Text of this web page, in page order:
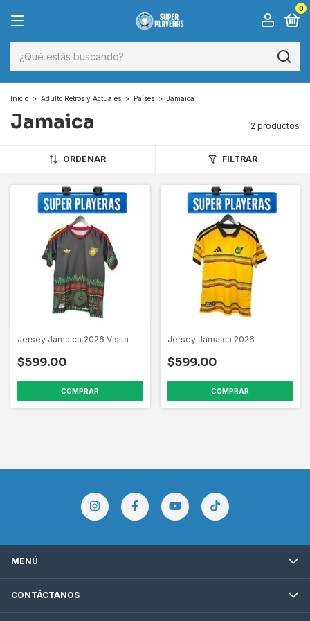
0
Inicio > Adulto Retros y Actuales > Países > Jamaica
Jamaica 2 productos
ORDENAR FILTRAR
Jersey Jamaica 2026 Visita
$599.00
COMPRAR
Jersey Jamaica 2026
$599.00
COMPRAR
MENÚ
CONTÁCTANOS